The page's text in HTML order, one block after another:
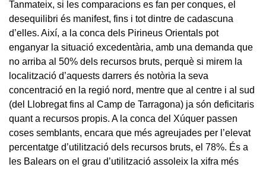
Tanmateix, si les comparacions es fan per conques, el
desequilibri és manifest, fins i tot dintre de cadascuna
d’elles. Així, a la conca dels Pirineus Orientals pot
enganyar la situació excedentària, amb una demanda que
no arriba al 50% dels recursos bruts, perquè si mirem la
localització d’aquests darrers és notòria la seva
concentració en la regió nord, mentre que al centre i al sud
(del Llobregat fins al Camp de Tarragona) ja són deficitaris
quant a recursos propis. A la conca del Xúquer passen
coses semblants, encara que més agreujades per l’elevat
percentatge d’utilització dels recursos bruts, el 78%. És a
les Balears on el grau d’utilització assoleix la xifra més